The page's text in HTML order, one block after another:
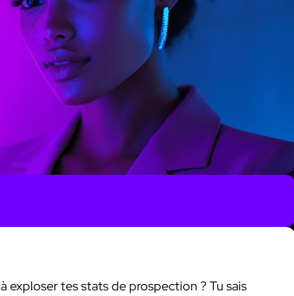
exploser tes stats de prospection ? Tu sais